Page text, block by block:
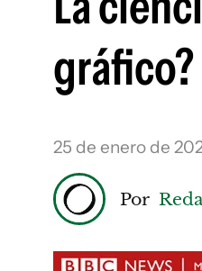
gráfico?
25 de enero de
Por